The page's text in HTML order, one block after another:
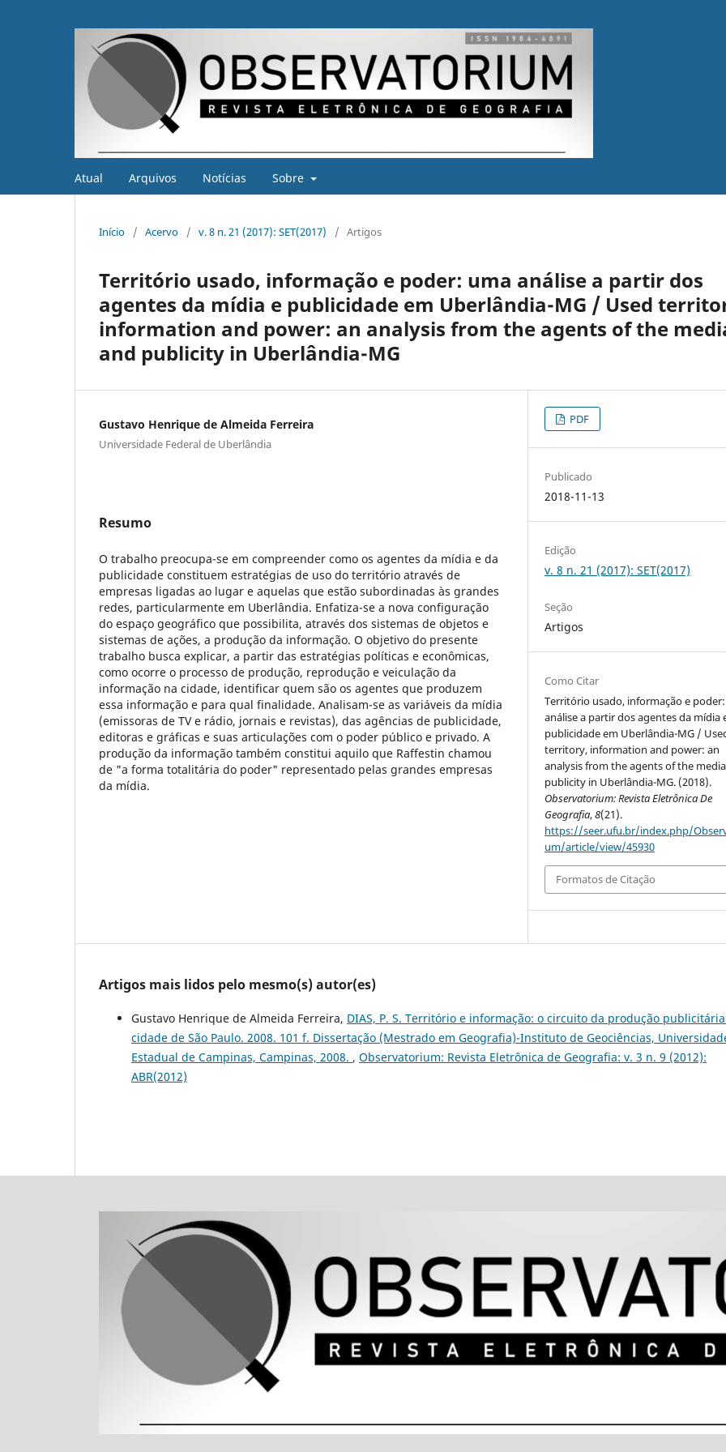
Atual Arquivos Notícias Sobre
Início / Acervo / v. 8 n. 21 (2017): SET(2017) / Artigos
Território usado, informação e poder: uma análise a partir dos
agentes da mídia e publicidade em Uberlândia-MG / Used
information and power: an analysis from the agents of the
and publicity in Uberlândia-MG
Gustavo Henrique de Almeida Ferreira
Universidade Federal de Uberlândia
Resumo
O trabalho preocupa-se em compreender como os agentes da mídia e da
publicidade constituem estratégias de uso do território através de
empresas ligadas ao lugar e aquelas que estão subordinadas às grandes
redes, particularmente em Uberlândia. Enfatiza-se a nova configuração
do espaço geográfico que possibilita, através dos sistemas de objetos e
sistemas de ações, a produção da informação. O objetivo do presente
trabalho busca explicar, a partir das estratégias políticas e econômicas,
como ocorre o processo de produção, reprodução e veiculação da
informação na cidade, identificar quem são os agentes que produzem
essa informação e para qual finalidade. Analisam-se as variáveis da mídia
(emissoras de TV e rádio, jornais e revistas), das agências de publicidade,
editoras e gráficas e suas articulações com o poder público e privado. A
produção da informação também constitui aquilo que Raffestin chamou
de "a forma totalitária do poder" representado pelas grandes empresas
da mídia.
PDF
Publicado
2018-11-13
Edição
v. 8 n. 21 (2017): SET(2017)
Seção
Artigos
Como Citar
Território usado, informação e
análise a partir dos agentes da mídia
publicidade em Uberlândia-MG /
territory, information and power: an
analysis from the agents of the
publicity in Uberlândia-MG. (2018).
Observatorium: Revista Eletrônica De
Geografia,8(21).
https://seer.ufu.br/index.php/
um/article/view/45930
Formatos de Citação
Artigos mais lidos pelo mesmo(s) autor(es)
Gustavo Henrique de Almeida Ferreira, DIAS, P. S. Território e informação: o circuito da produção
cidade de São Paulo. 2008. 101 f. Dissertação (Mestrado em Geografia)-Instituto de Geociências,
Estadual de Campinas, Campinas, 2008. , Observatorium: Revista Eletrônica de Geografia: v. 3 n. 9 (2012):
ABR(2012)